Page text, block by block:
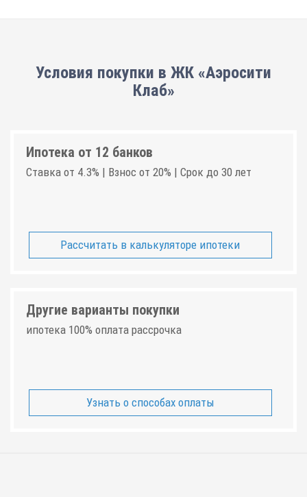
Условия покупки в ЖК «Аэросити
Клаб»
Ипотека от 12 банков
Ставка от 4.3% | Взнос от 20% | Срок до 30 лет
Рассчитать в калькуляторе ипотеки
Другие варианты покупки
ипотека 100% оплата рассрочка
Узнать о способах оплаты